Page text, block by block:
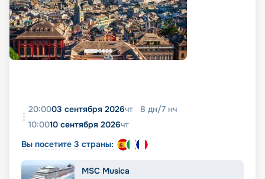
20:0003 сентября 2026чт 8 дн/7 нч
10:0010 сентября 2026чт
Вы посетите 3 страны:
MSC Musica